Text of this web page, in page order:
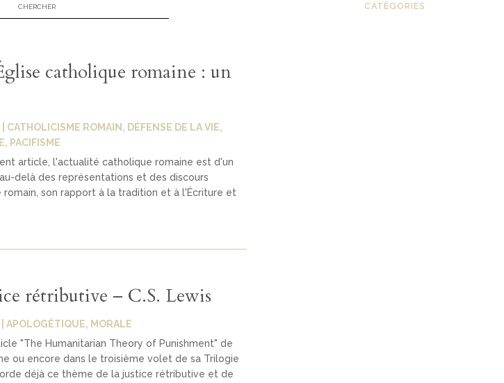
CATÉGORIES
catholique romaine : un
CATHOLICISME ROMAIN, DÉFENSE DE LA VIE,
, PACIFISME
article, l'actualité catholique romaine est d'un
delà des représentations et des discours
son rapport à la tradition et à l'Écriture et
rétributive – C.S. Lewis
APOLOGÉTIQUE, MORALE
"The Humanitarian Theory of Punishment" de
ou encore dans le troisième volet de sa Trilogie
déjà ce thème de la justice rétributive et de